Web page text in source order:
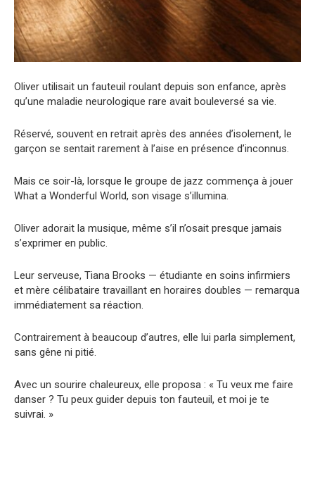
Oliver utilisait un fauteuil roulant depuis son enfance, après
qu’une maladie neurologique rare avait bouleversé sa vie.
Réservé, souvent en retrait après des années d’isolement, le
garçon se sentait rarement à l’aise en présence d’inconnus.
Mais ce soir-là, lorsque le groupe de jazz commença à jouer
What a Wonderful World, son visage s’illumina.
Oliver adorait la musique, même s’il n’osait presque jamais
s’exprimer en public.
Leur serveuse, Tiana Brooks — étudiante en soins infirmiers
et mère célibataire travaillant en horaires doubles — remarqua
immédiatement sa réaction.
Contrairement à beaucoup d’autres, elle lui parla simplement,
sans gêne ni pitié.
Avec un sourire chaleureux, elle proposa : « Tu veux me faire
danser ? Tu peux guider depuis ton fauteuil, et moi je te
suivrai. »